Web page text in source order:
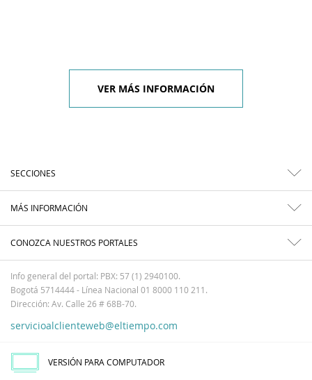
VER MÁS INFORMACIÓN
SECCIONES
MÁS INFORMACIÓN
CONOZCA NUESTROS PORTALES
Info general del portal: PBX: 57 (1) 2940100.
Bogotá 5714444 - Línea Nacional 01 8000 110 211.
Dirección: Av. Calle 26 # 68B-70.
servicioalclienteweb@eltiempo.com
VERSIÓN PARA COMPUTADOR